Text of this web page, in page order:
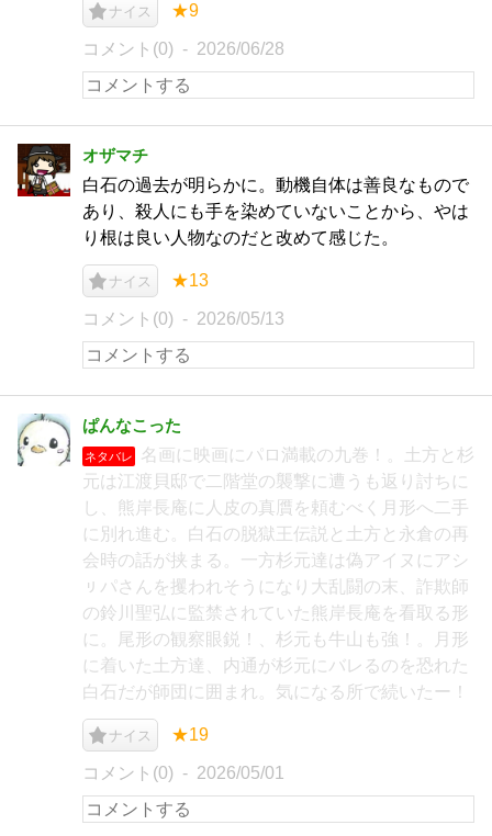
ナイス ★9
コメント(0) 2026/06/28
オザマチ
白石の過去が明らかに。動機自体は善良なもので
あり、殺人にも手を染めていないことから、やは
り根は良い人物なのだと改めて感じた。
ナイス ★13
コメント(0) 2026/05/13
ぱんなこった
ネタバレ
名画に映画にパロ満載の九巻！。土方と杉
元は江渡貝邸で二階堂の襲撃に遭うも返り討ちに
し、熊岸長庵に人皮の真贋を頼むべく月形へ二手
に別れ進む。白石の脱獄王伝説と土方と永倉の再
会時の話が挟まる。一方杉元達は偽アイヌにアシ
ㇼパさんを攫われそうになり大乱闘の末、詐欺師
の鈴川聖弘に監禁されていた熊岸長庵を看取る形
に。尾形の観察眼鋭！、杉元も牛山も強！。月形
に着いた土方達、内通が杉元にバレるのを恐れた
白石だが師団に囲まれ。気になる所で続いたー！
ナイス ★19
コメント(0) 2026/05/01